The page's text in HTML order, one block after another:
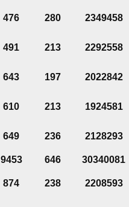
476 280 2349458
491 213 2292558
643 197 2022842
610 213 1924581
649 236 2128293
9453 646
30340081
874 238 2208593